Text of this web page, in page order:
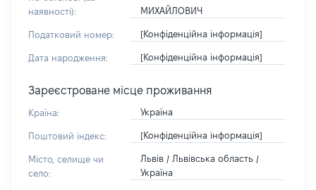
наявності):
МИХАЙЛОВИЧ
Податковий номер: [Конфіденційна інформація]
Дата народження: [Конфіденційна інформація]
Зареєстроване місце проживання
Країна: Україна
Поштовий індекс: [Конфіденційна інформація]
Місто, селище чи
село:
Львів / Львівська область /
Україна